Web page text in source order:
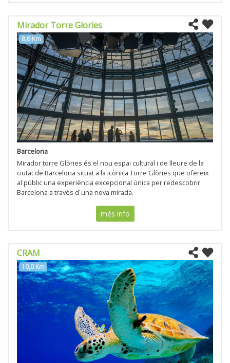
Mirador Torre Glories
8,6 Km
Barcelona
Mirador torre Glòries és el nou espai cultural i de lleure de la
ciutat de Barcelona situat a la icònica Torre Glòries que ofereix
al públic una experiència excepcional única per redescobrir
Barcelona a través d´una nova mirada.
més info
CRAM
10,0 Km